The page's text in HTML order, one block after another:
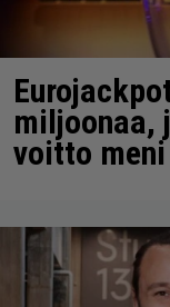
miljoonaa,
voitto meni